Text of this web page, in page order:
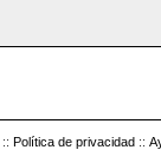
:: Política de privacidad ::